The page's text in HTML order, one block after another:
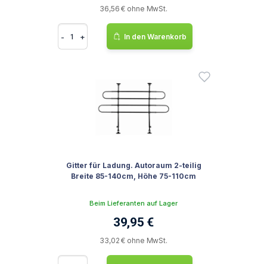
36,56 € ohne MwSt.
- + In den Warenkorb
Gitter für Ladung. Autoraum 2-teilig
Breite 85-140cm, Höhe 75-110cm
Beim Lieferanten auf Lager
39,95 €
33,02 € ohne MwSt.